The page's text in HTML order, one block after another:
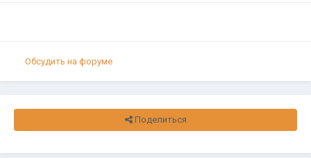
Обсудить на форуме
Поделиться